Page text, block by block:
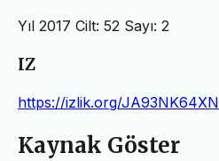
Yıl 2017 Cilt: 52 Sayı: 2
IZ
https://izlik.org/JA93NK64XN
Kaynak Göster